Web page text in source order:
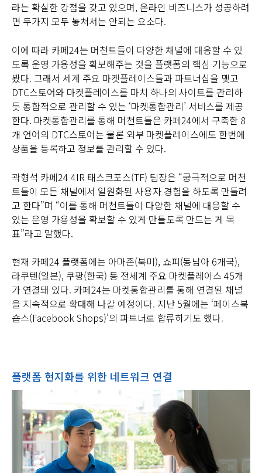
라는 확실한 강점을 갖고 있으며, 온라인 비즈니스가 성공하려
면 두가지 모두 놓쳐서는 안되는 요소다.
이에 따라 카페24는 머천트들이 다양한 채널에 대응할 수 있
도록 운영 가용성을 확보해주는 것을 플랫폼의 핵심 기능으로
봤다. 그래서 세계 주요 마켓플레이스들과 파트너십을 맺고
DTC스토어와 마켓플레이스를 마치 하나의 사이트를 관리하
듯 통합적으로 관리할 수 있는 ‘마켓통합관리’ 서비스를 제공
한다. 마켓통합관리를 통해 머천트들은 카페24에서 구축한 8
개 언어의 DTC스토어는 물론 외부 마켓플레이스에도 한번에
상품을 등록하고 정보를 관리할 수 있다.
곽형석 카페24 4IR 태스크포스(TF) 팀장은 “궁극적으로 머천
트들이 모든 채널에서 일원화된 사용자 경험을 하도록 만들려
고 한다”며 “이를 통해 머천트들이 다양한 채널에 대응할 수
있는 운영 가용성을 확보할 수 있게 만들도록 만드는 게 목
표”라고 말했다.
현재 카페24 플랫폼에는 아마존(북미), 쇼피(동남아 6개국),
라쿠텐(일본), 쿠팡(한국) 등 전세계 주요 마켓플레이스 45개
가 연결돼 있다. 카페24는 마켓통합관리를 통해 연결된 채널
을 지속적으로 확대해 나갈 예정이다. 지난 5월에는 ‘페이스북
숍스(Facebook Shops)’의 파트너로 합류하기도 했다.
플랫폼 현지화를 위한 네트워크 연결